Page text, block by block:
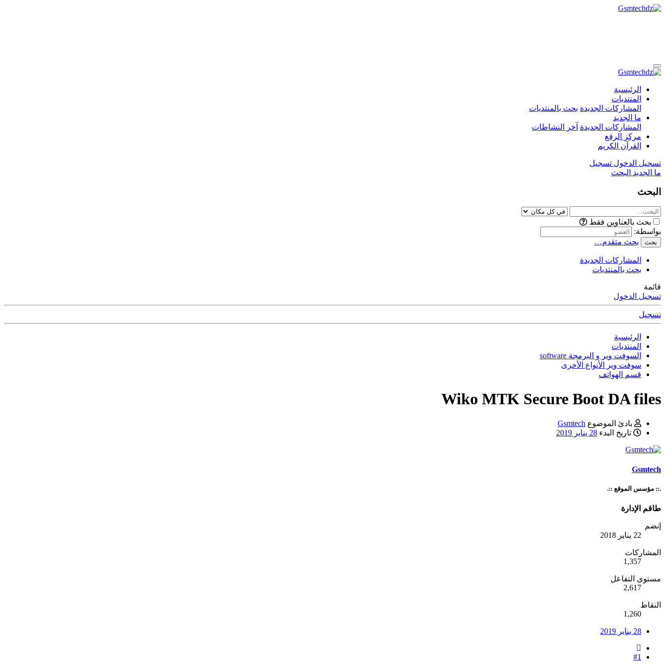
الرئيسية
المنتديات
المشاركات الجديدة بحث بالمنتديات
ما الجديد
المشاركات الجديدة آخر النشاطات
مركز الرفع
القرآن الكريم
تسجيل الدخول تسجيل
ما الجديد البحث
البحث
بحث بالعناوين فقط
بواسطة:
بحث بحث متقدم…
المشاركات الجديدة
بحث بالمنتديات
قائمة
تسجيل الدخول
تسجيل
الرئيسية
المنتديات
السوفت وير و البرمجة software
سوفت وير الأنواع الأخرى
قسم الهواتف
Wiko MTK Secure Boot DA files
بادئ الموضوع Gsmtech
تاريخ البدء 28 يناير 2019
Gsmtech
.:: مؤسس الموقع ::.
طاقم الإدارة
إنضم
22 يناير 2018
المشاركات
1,357
مستوى التفاعل
2,617
النقاط
1,260
28 يناير 2019
#1